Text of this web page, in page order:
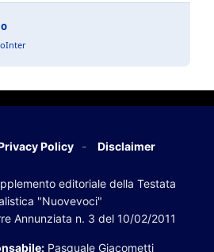
Policy Disclaimer
editoriale della Testata
"Nuovevoci"
Annunziata n. 3 del 10/02/2011
Pasquale Giacometti